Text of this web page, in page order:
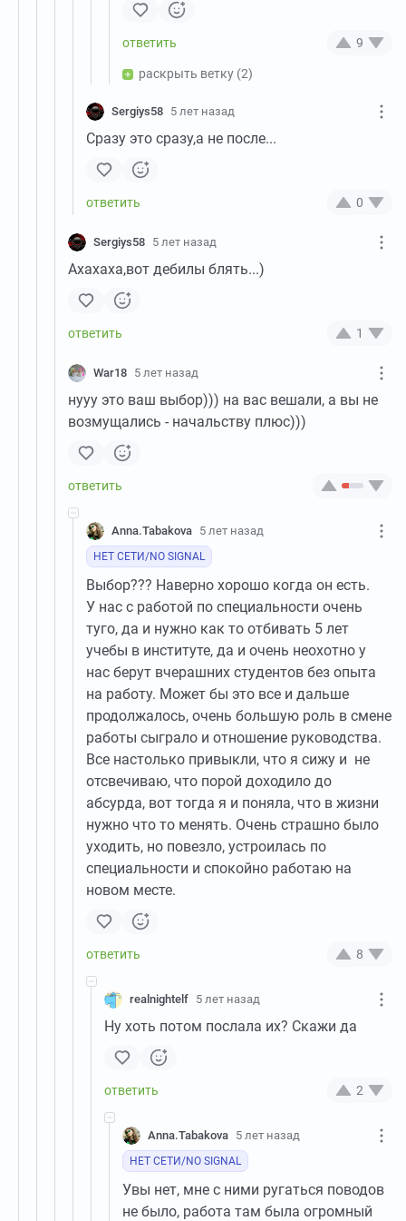
9
раскрыть ветку (2)
Sergiys58 5 лет назад
Сразу это сразу,а не после...
0
Sergiys58 5 лет назад
Ахахаха,вот дебилы блять...)
1
War18 5 лет назад
нууу это ваш выбор))) на вас вешали, а вы не
возмущались - начальству плюс)))
Anna.Tabakova 5 лет назад
НЕТ СЕТИ/NO SIGNAL
Выбор??? Наверно хорошо когда он есть.
У нас с работой по специальности очень
туго, да и нужно как то отбивать 5 лет
учебы в институте, да и очень неохотно у
нас берут вчерашних студентов без опыта
на работу. Может бы это все и дальше
продолжалось, очень большую роль в смене
работы сыграло и отношение руководства.
Все настолько привыкли, что я сижу и не
отсвечиваю, что порой доходило до
абсурда, вот тогда я и поняла, что в жизни
нужно что то менять. Очень страшно было
уходить, но повезло, устроилась по
специальности и спокойно работаю на
новом месте.
8
realnightelf 5 лет назад
Ну хоть потом послала их? Скажи да
2
Anna.Tabakova 5 лет назад
НЕТ СЕТИ/NO SIGNAL
Увы нет, мне с ними ругаться поводов
не было, работа там была огромный